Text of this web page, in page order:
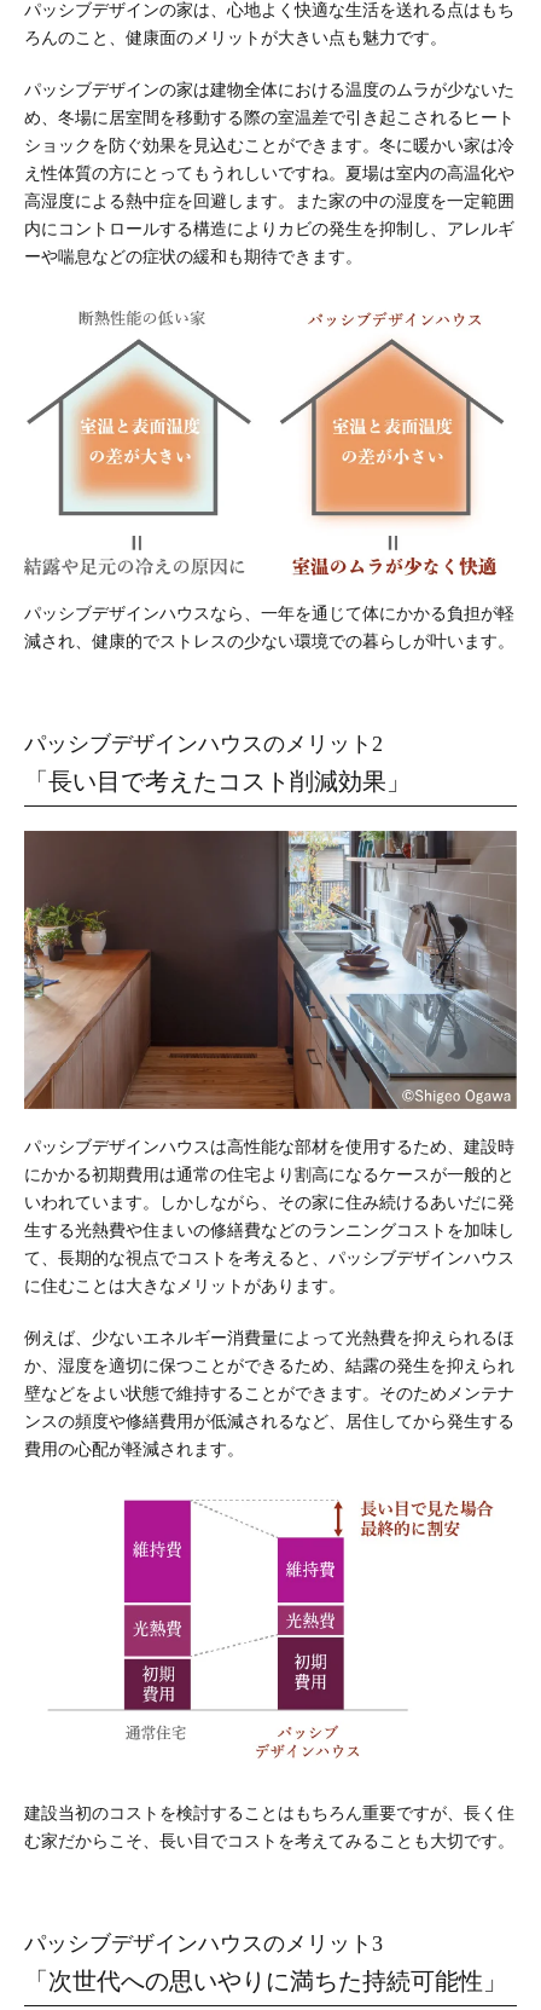
パッシブデザインの家は、心地よく快適な生活を送れる点はもち
ろんのこと、健康面のメリットが大きい点も魅力です。
パッシブデザインの家は建物全体における温度のムラが少ないた
め、冬場に居室間を移動する際の室温差で引き起こされるヒート
ショックを防ぐ効果を見込むことができます。冬に暖かい家は冷
え性体質の方にとってもうれしいですね。夏場は室内の高温化や
高湿度による熱中症を回避します。また家の中の湿度を一定範囲
内にコントロールする構造によりカビの発生を抑制し、アレルギ
ーや喘息などの症状の緩和も期待できます。
パッシブデザインハウスなら、一年を通じて体にかかる負担が軽
減され、健康的でストレスの少ない環境での暮らしが叶います。
パッシブデザインハウスのメリット2
「長い目で考えたコスト削減効果」
パッシブデザインハウスは高性能な部材を使用するため、建設時
にかかる初期費用は通常の住宅より割高になるケースが一般的と
いわれています。しかしながら、その家に住み続けるあいだに発
生する光熱費や住まいの修繕費などのランニングコストを加味し
て、長期的な視点でコストを考えると、パッシブデザインハウス
に住むことは大きなメリットがあります。
例えば、少ないエネルギー消費量によって光熱費を抑えられるほ
か、湿度を適切に保つことができるため、結露の発生を抑えられ
壁などをよい状態で維持することができます。そのためメンテナ
ンスの頻度や修繕費用が低減されるなど、居住してから発生する
費用の心配が軽減されます。
建設当初のコストを検討することはもちろん重要ですが、長く住
む家だからこそ、長い目でコストを考えてみることも大切です。
パッシブデザインハウスのメリット3
「次世代への思いやりに満ちた持続可能性」